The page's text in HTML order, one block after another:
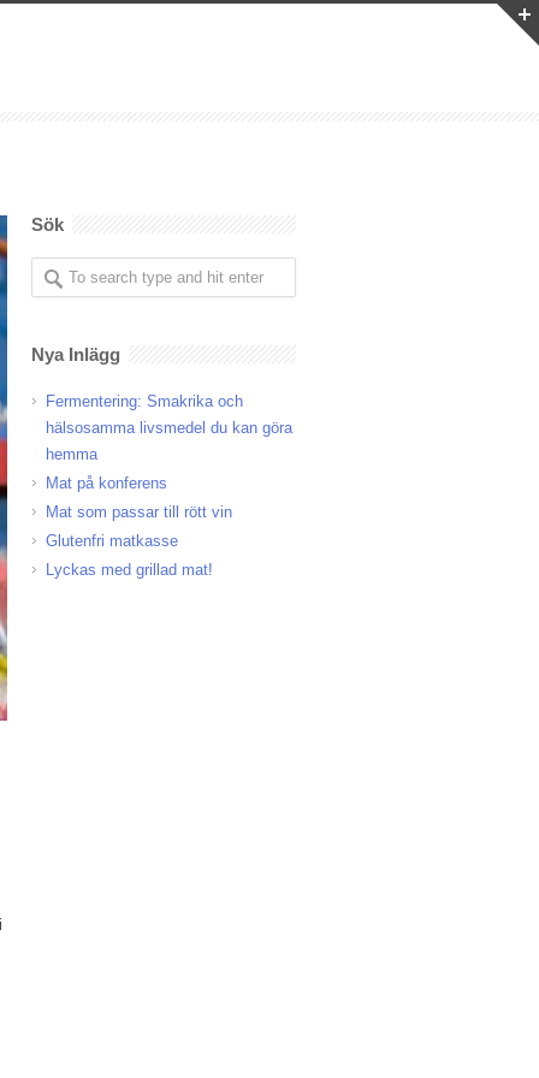
Sök
Nya Inlägg
Fermentering: Smakrika och
hälsosamma livsmedel du kan göra
hemma
Mat på konferens
Mat som passar till rött vin
Glutenfri matkasse
Lyckas med grillad mat!